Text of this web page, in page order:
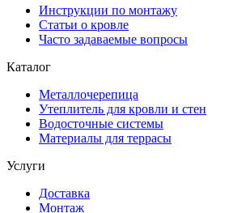
Инструкции по монтажу
Статьи о кровле
Часто задаваемые вопросы
Каталог
Металлочерепица
Утеплитель для кровли и стен
Водосточные системы
Материалы для террасы
Услуги
Доставка
Монтаж